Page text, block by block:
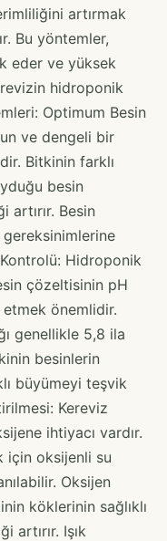
artırmak
Bu yöntemler,
eder ve yüksek
hidroponik
Optimum Besin
ve dengeli bir
Bitkinin farklı
besin
artırır. Besin
Hidroponik
çözeltisinin pH
önemlidir.
genellikle 5,8 ila
besinlerin
büyümeyi teşvik
Kereviz
ihtiyacı vardır.
için oksijenli su
Oksijen
köklerinin sağlıklı
artırır. Işık